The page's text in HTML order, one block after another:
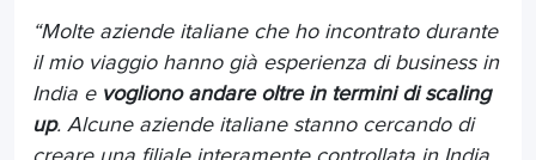
“Molte aziende italiane che ho incontrato durante
il mio viaggio hanno già esperienza di business in
India evogliono andare oltre in termini di scaling
up. Alcune aziende italiane stanno cercando di